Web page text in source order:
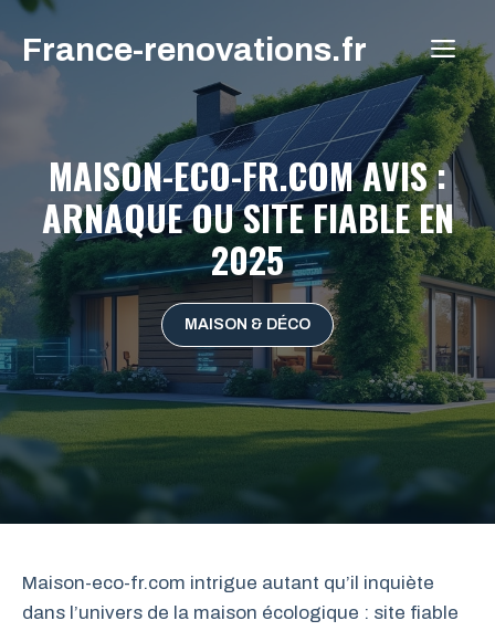
Aller
au
contenu
France-renovations.fr
MAISON-ECO-FR.COM AVIS :
ARNAQUE OU SITE FIABLE EN
2025
MAISON & DÉCO
Maison-eco-fr.com intrigue autant qu’il inquiète
dans l’univers de la maison écologique : site fiable